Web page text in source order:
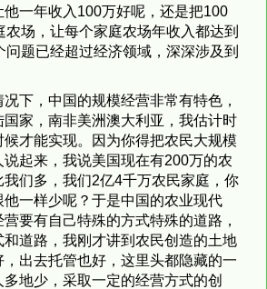
一年收入100万好呢，还是把100
场，让每个家庭农场年收入都达到
问题已经超过经济领域，深深涉及到
下，中国的规模经营非常有特色，
家，南非美洲澳大利亚，我估计时
候才能实现。因为你得把农民大规模
起来，我说美国现在有200万的农
我们多，我们2亿4千万农民家庭，你
一样少呢？于是中国的农业现代
要有自己特殊的方式特殊的道路，
道路，我刚才讲到农民创造的土地
，出去托管也好，这里头都隐藏的一
地少，采取一定的经营方式的创